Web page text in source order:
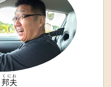
邦夫
くにお